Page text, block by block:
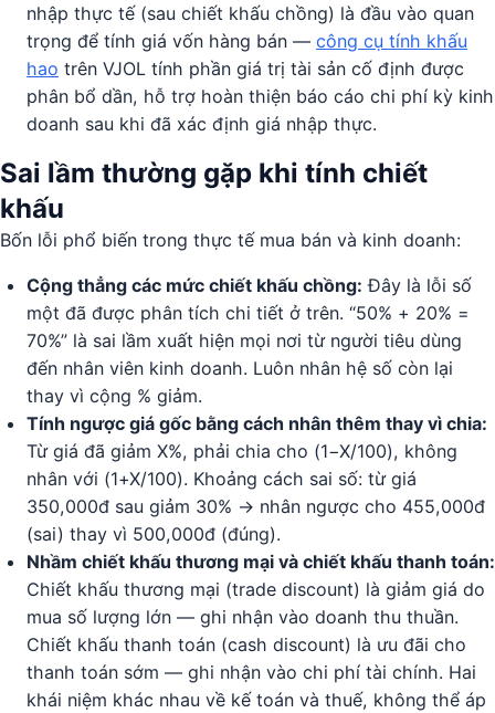
nhập thực tế (sau chiết khấu chồng) là đầu vào quan
trọng để tính giá vốn hàng bán — công cụ tính khấu
hao trên VJOL tính phần giá trị tài sản cố định được
phân bổ dần, hỗ trợ hoàn thiện báo cáo chi phí kỳ kinh
doanh sau khi đã xác định giá nhập thực.
Sai lầm thường gặp khi tính chiết
khấu
Bốn lỗi phổ biến trong thực tế mua bán và kinh doanh:
Cộng thẳng các mức chiết khấu chồng: Đây là lỗi số
một đã được phân tích chi tiết ở trên. “50% + 20% =
70%” là sai lầm xuất hiện mọi nơi từ người tiêu dùng
đến nhân viên kinh doanh. Luôn nhân hệ số còn lại
thay vì cộng % giảm.
Tính ngược giá gốc bằng cách nhân thêm thay vì chia:
Từ giá đã giảm X%, phải chia cho (1−X/100), không
nhân với (1+X/100). Khoảng cách sai số: từ giá
350,000đ sau giảm 30% → nhân ngược cho 455,000đ
(sai) thay vì 500,000đ (đúng).
Nhầm chiết khấu thương mại và chiết khấu thanh toán:
Chiết khấu thương mại (trade discount) là giảm giá do
mua số lượng lớn — ghi nhận vào doanh thu thuần.
Chiết khấu thanh toán (cash discount) là ưu đãi cho
thanh toán sớm — ghi nhận vào chi phí tài chính. Hai
khái niệm khác nhau về kế toán và thuế, không thể áp